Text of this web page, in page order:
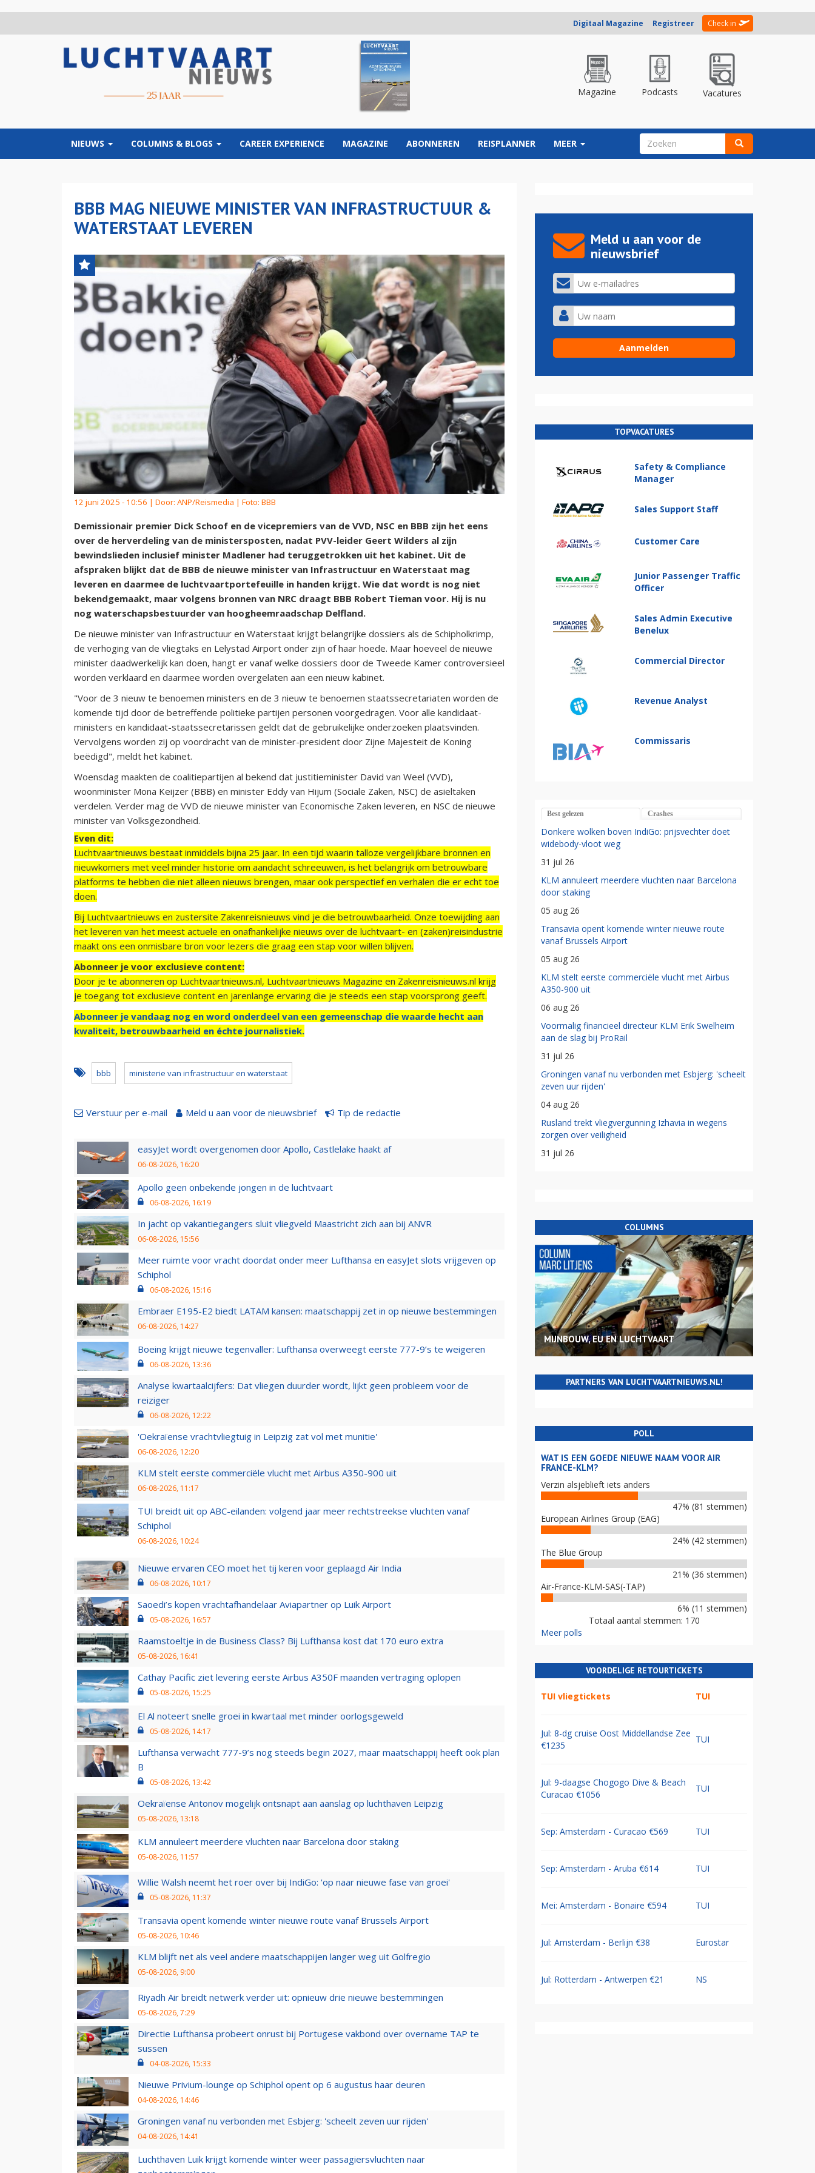
Digitaal Magazine Registreer Check in
Magazine Podcasts Vacatures
NIEUWS COLUMNS & BLOGS CAREER EXPERIENCE MAGAZINE ABONNEREN REISPLANNER MEER ZOEKVELD
BBB MAG NIEUWE MINISTER VAN INFRASTRUCTUUR &
WATERSTAAT LEVEREN
12 juni 2025 - 10:56 | Door: ANP/Reismedia | Foto: BBB
Demissionair premier Dick Schoof en de vicepremiers van de VVD, NSC en BBB zijn het eens
over de herverdeling van de ministersposten, nadat PVV-leider Geert Wilders al zijn
bewindslieden inclusief minister Madlener had teruggetrokken uit het kabinet. Uit de
afspraken blijkt dat de BBB de nieuwe minister van Infrastructuur en Waterstaat mag
leveren en daarmee de luchtvaartportefeuille in handen krijgt. Wie dat wordt is nog niet
bekendgemaakt, maar volgens bronnen van NRC draagt BBB Robert Tieman voor. Hij is nu
nog waterschapsbestuurder van hoogheemraadschap Delfland.
De nieuwe minister van Infrastructuur en Waterstaat krijgt belangrijke dossiers als de Schipholkrimp,
de verhoging van de vliegtaks en Lelystad Airport onder zijn of haar hoede. Maar hoeveel de nieuwe
minister daadwerkelijk kan doen, hangt er vanaf welke dossiers door de Tweede Kamer controversieel
worden verklaard en daarmee worden overgelaten aan een nieuw kabinet.
"Voor de 3 nieuw te benoemen ministers en de 3 nieuw te benoemen staatssecretariaten worden de
komende tijd door de betreffende politieke partijen personen voorgedragen. Voor alle kandidaat-
ministers en kandidaat-staatssecretarissen geldt dat de gebruikelijke onderzoeken plaatsvinden.
Vervolgens worden zij op voordracht van de minister-president door Zijne Majesteit de Koning
beëdigd", meldt het kabinet.
Woensdag maakten de coalitiepartijen al bekend dat justitieminister David van Weel (VVD),
woonminister Mona Keijzer (BBB) en minister Eddy van Hijum (Sociale Zaken, NSC) de asieltaken
verdelen. Verder mag de VVD de nieuwe minister van Economische Zaken leveren, en NSC de nieuwe
minister van Volksgezondheid.
Even dit:
Luchtvaartnieuws bestaat inmiddels bijna 25 jaar. In een tijd waarin talloze vergelijkbare bronnen en
nieuwkomers met veel minder historie om aandacht schreeuwen, is het belangrijk om betrouwbare
platforms te hebben die niet alleen nieuws brengen, maar ook perspectief en verhalen die er echt toe
doen.
Bij Luchtvaartnieuws en zustersite Zakenreisnieuws vind je die betrouwbaarheid. Onze toewijding aan
het leveren van het meest actuele en onafhankelijke nieuws over de luchtvaart- en (zaken)reisindustrie
maakt ons een onmisbare bron voor lezers die graag een stap voor willen blijven.
Abonneer je voor exclusieve content:
Door je te abonneren op Luchtvaartnieuws.nl, Luchtvaartnieuws Magazine en Zakenreisnieuws.nl krijg
je toegang tot exclusieve content en jarenlange ervaring die je steeds een stap voorsprong geeft.
Abonneer je vandaag nog en word onderdeel van een gemeenschap die waarde hecht aan
kwaliteit, betrouwbaarheid en échte journalistiek.
bbb ministerie van infrastructuur en waterstaat
Verstuur per e-mail Meld u aan voor de nieuwsbrief Tip de redactie
easyJet wordt overgenomen door Apollo, Castlelake haakt af
06-08-2026, 16:20
Apollo geen onbekende jongen in de luchtvaart
06-08-2026, 16:19
In jacht op vakantiegangers sluit vliegveld Maastricht zich aan bij ANVR
06-08-2026, 15:56
Meer ruimte voor vracht doordat onder meer Lufthansa en easyJet slots vrijgeven op
Schiphol
06-08-2026, 15:16
Embraer E195-E2 biedt LATAM kansen: maatschappij zet in op nieuwe bestemmingen
06-08-2026, 14:27
Boeing krijgt nieuwe tegenvaller: Lufthansa overweegt eerste 777-9’s te weigeren
06-08-2026, 13:36
Analyse kwartaalcijfers: Dat vliegen duurder wordt, lijkt geen probleem voor de
reiziger
06-08-2026, 12:22
'Oekraïense vrachtvliegtuig in Leipzig zat vol met munitie'
06-08-2026, 12:20
KLM stelt eerste commerciële vlucht met Airbus A350-900 uit
06-08-2026, 11:17
TUI breidt uit op ABC-eilanden: volgend jaar meer rechtstreekse vluchten vanaf
Schiphol
06-08-2026, 10:24
Nieuwe ervaren CEO moet het tij keren voor geplaagd Air India
06-08-2026, 10:17
Saoedi’s kopen vrachtafhandelaar Aviapartner op Luik Airport
05-08-2026, 16:57
Raamstoeltje in de Business Class? Bij Lufthansa kost dat 170 euro extra
05-08-2026, 16:41
Cathay Pacific ziet levering eerste Airbus A350F maanden vertraging oplopen
05-08-2026, 15:25
El Al noteert snelle groei in kwartaal met minder oorlogsgeweld
05-08-2026, 14:17
Lufthansa verwacht 777-9’s nog steeds begin 2027, maar maatschappij heeft ook plan
B
05-08-2026, 13:42
Oekraïense Antonov mogelijk ontsnapt aan aanslag op luchthaven Leipzig
05-08-2026, 13:18
KLM annuleert meerdere vluchten naar Barcelona door staking
05-08-2026, 11:57
Willie Walsh neemt het roer over bij IndiGo: 'op naar nieuwe fase van groei'
05-08-2026, 11:37
Transavia opent komende winter nieuwe route vanaf Brussels Airport
05-08-2026, 10:46
KLM blijft net als veel andere maatschappijen langer weg uit Golfregio
05-08-2026, 9:00
Riyadh Air breidt netwerk verder uit: opnieuw drie nieuwe bestemmingen
05-08-2026, 7:29
Directie Lufthansa probeert onrust bij Portugese vakbond over overname TAP te
sussen
04-08-2026, 15:33
Nieuwe Privium-lounge op Schiphol opent op 6 augustus haar deuren
04-08-2026, 14:46
Groningen vanaf nu verbonden met Esbjerg: 'scheelt zeven uur rijden'
04-08-2026, 14:41
Luchthaven Luik krijgt komende winter weer passagiersvluchten naar
Meld u aan voor de
nieuwsbrief
TOPVACATURES
Safety & Compliance
Manager
Sales Support Staff
Customer Care
Junior Passenger Traffic
Officer
Sales Admin Executive
Benelux
Commercial Director
Revenue Analyst
Commissaris
Best gelezen Crashes
Donkere wolken boven IndiGo: prijsvechter doet
widebody-vloot weg
31 jul 26
KLM annuleert meerdere vluchten naar Barcelona
door staking
05 aug 26
Transavia opent komende winter nieuwe route
vanaf Brussels Airport
05 aug 26
KLM stelt eerste commerciële vlucht met Airbus
A350-900 uit
06 aug 26
Voormalig financieel directeur KLM Erik Swelheim
aan de slag bij ProRail
31 jul 26
Groningen vanaf nu verbonden met Esbjerg: 'scheelt
zeven uur rijden'
04 aug 26
Rusland trekt vliegvergunning Izhavia in wegens
zorgen over veiligheid
31 jul 26
COLUMNS
MIJNBOUW, EU EN LUCHTVAART
PARTNERS VAN LUCHTVAARTNIEUWS.NL!
POLL
WAT IS EEN GOEDE NIEUWE NAAM VOOR AIR
FRANCE-KLM?
Verzin alsjeblieft iets anders
47% (81 stemmen)
European Airlines Group (EAG)
24% (42 stemmen)
The Blue Group
21% (36 stemmen)
Air-France-KLM-SAS(-TAP)
6% (11 stemmen)
Totaal aantal stemmen: 170
Meer polls
VOORDELIGE RETOURTICKETS
TUI vliegtickets TUI
Jul: 8-dg cruise Oost Middellandse Zee
€1235
TUI
Jul: 9-daagse Chogogo Dive & Beach
Curacao €1056
TUI
Sep: Amsterdam - Curacao €569 TUI
Sep: Amsterdam - Aruba €614 TUI
Mei: Amsterdam - Bonaire €594 TUI
Jul: Amsterdam - Berlijn €38 Eurostar
Jul: Rotterdam - Antwerpen €21 NS